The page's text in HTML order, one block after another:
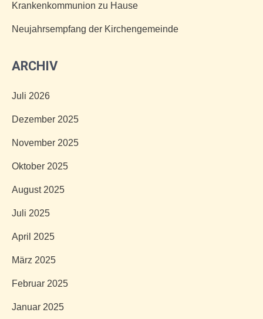
Krankenkommunion zu Hause
Neujahrsempfang der Kirchengemeinde
ARCHIV
Juli 2026
Dezember 2025
November 2025
Oktober 2025
August 2025
Juli 2025
April 2025
März 2025
Februar 2025
Januar 2025